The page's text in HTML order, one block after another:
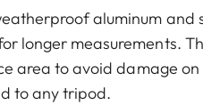
aluminum and
longer measurements.
area to avoid damage on
to any tripod.